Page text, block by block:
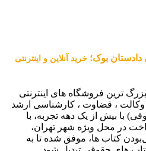
بوک؛ خرید آنلاین و اینترنتی
ترین فروشگاه های اینترنتی
، قضاوت ، کارشناسی ارشد
با بیش از یک دهه تجربه، با
در محل ویژه شهر تهران،
کتاب ها، موفق شده تا به